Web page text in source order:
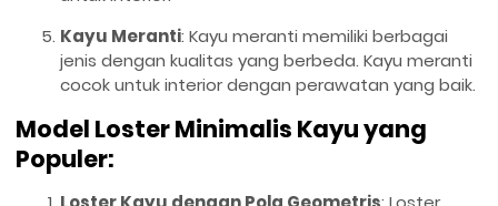
Kayu Meranti: Kayu meranti memiliki berbagai
jenis dengan kualitas yang berbeda. Kayu meranti
cocok untuk interior dengan perawatan yang baik.
Model Loster Minimalis Kayu yang
Populer: